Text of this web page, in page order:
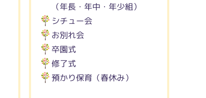
（年長・年中・年少組）
シチュー会
お別れ会
卒園式
修了式
預かり保育（春休み）